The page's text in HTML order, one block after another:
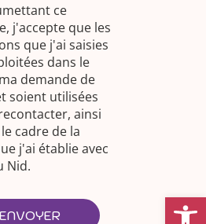
Ouvrir
ce
j'accepte que les
que j'ai saisies
dans le
demande de
soient utilisées
ainsi
cadre de la
j'ai établie avec
Nid.
ENVOYER